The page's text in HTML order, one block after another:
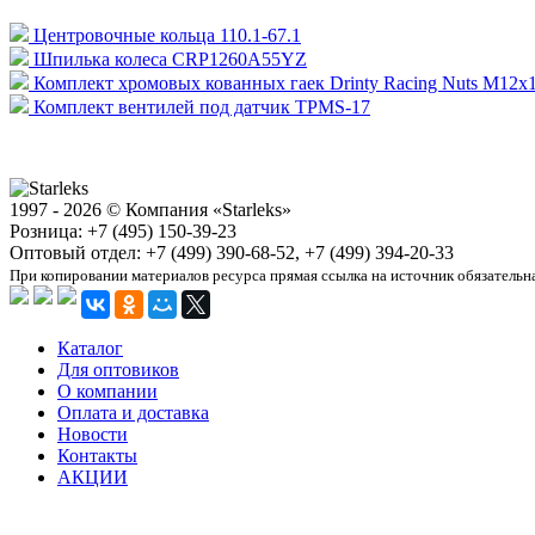
Центровочные кольца 110.1-67.1
Шпилька колеса CRP1260A55YZ
Комплект хромовых кованных гаек Drinty Racing Nuts
Комплект вентилей под датчик TPMS-17
1997 - 2026 © Компания «Starleks»
Розница: +7 (495) 150-39-23
Оптовый отдел: +7 (499) 390-68-52, +7 (499) 394-20-33
При копировании материалов ресурса прямая ссылка на источник
Каталог
Для оптовиков
О компании
Оплата и доставка
Новости
Контакты
АКЦИИ